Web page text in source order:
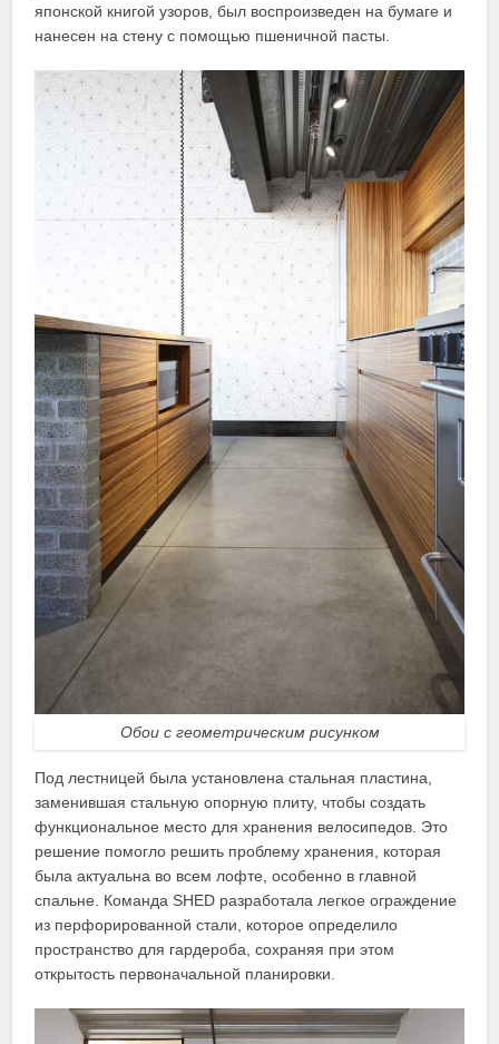
японской книгой узоров, был воспроизведен на бумаге и
нанесен на стену с помощью пшеничной пасты.
Обои с геометрическим рисунком
Под лестницей была установлена стальная пластина,
заменившая стальную опорную плиту, чтобы создать
функциональное место для хранения велосипедов. Это
решение помогло решить проблему хранения, которая
была актуальна во всем лофте, особенно в главной
спальне. Команда SHED разработала легкое ограждение
из перфорированной стали, которое определило
пространство для гардероба, сохраняя при этом
открытость первоначальной планировки.